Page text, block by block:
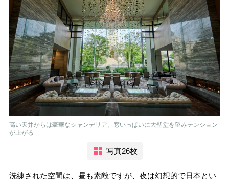
高い天井からは豪華なシャンデリア。窓いっぱいに大聖堂を望みテンション
が上がる
写真26枚
洗練された空間は、昼も素敵ですが、夜は幻想的で日本とい